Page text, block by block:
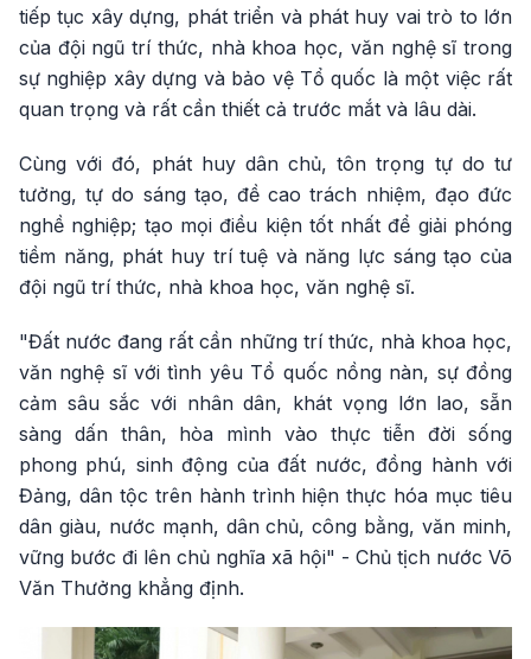
tiếp tục xây dựng, phát triển và phát huy vai trò to lớn
của đội ngũ trí thức, nhà khoa học, văn nghệ sĩ trong
sự nghiệp xây dựng và bảo vệ Tổ quốc là một việc rất
quan trọng và rất cần thiết cả trước mắt và lâu dài.
Cùng với đó, phát huy dân chủ, tôn trọng tự do tư
tưởng, tự do sáng tạo, đề cao trách nhiệm, đạo đức
nghề nghiệp; tạo mọi điều kiện tốt nhất để giải phóng
tiềm năng, phát huy trí tuệ và năng lực sáng tạo của
đội ngũ trí thức, nhà khoa học, văn nghệ sĩ.
"Đất nước đang rất cần những trí thức, nhà khoa học,
văn nghệ sĩ với tình yêu Tổ quốc nồng nàn, sự đồng
cảm sâu sắc với nhân dân, khát vọng lớn lao, sẵn
sàng dấn thân, hòa mình vào thực tiễn đời sống
phong phú, sinh động của đất nước, đồng hành với
Đảng, dân tộc trên hành trình hiện thực hóa mục tiêu
dân giàu, nước mạnh, dân chủ, công bằng, văn minh,
vững bước đi lên chủ nghĩa xã hội" - Chủ tịch nước Võ
Văn Thưởng khẳng định.